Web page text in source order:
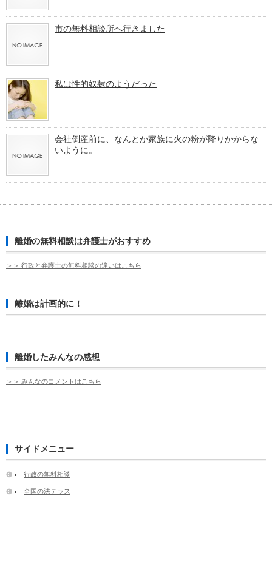
市の無料相談所へ行きました
私は性的奴隷のようだった
会社倒産前に、なんとか家族に火の粉が降りかからな
いように。
離婚の無料相談は弁護士がおすすめ
＞＞ 行政と弁護士の無料相談の違いはこちら
離婚は計画的に！
離婚したみんなの感想
＞＞ みんなのコメントはこちら
サイドメニュー
行政の無料相談
全国の法テラス